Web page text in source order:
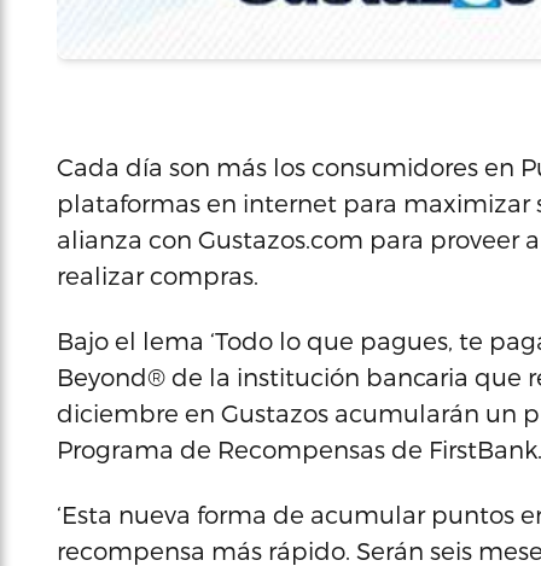
Cada día son más los consumidores en
plataformas en internet para maximizar
alianza con Gustazos.com para proveer
realizar compras.
Bajo el lema ‘Todo lo que pagues, te
Beyond® de la institución bancaria que
diciembre en Gustazos acumularán un
Programa de Recompensas de FirstBank.
‘Esta nueva forma de acumular puntos
recompensa más rápido. Serán seis